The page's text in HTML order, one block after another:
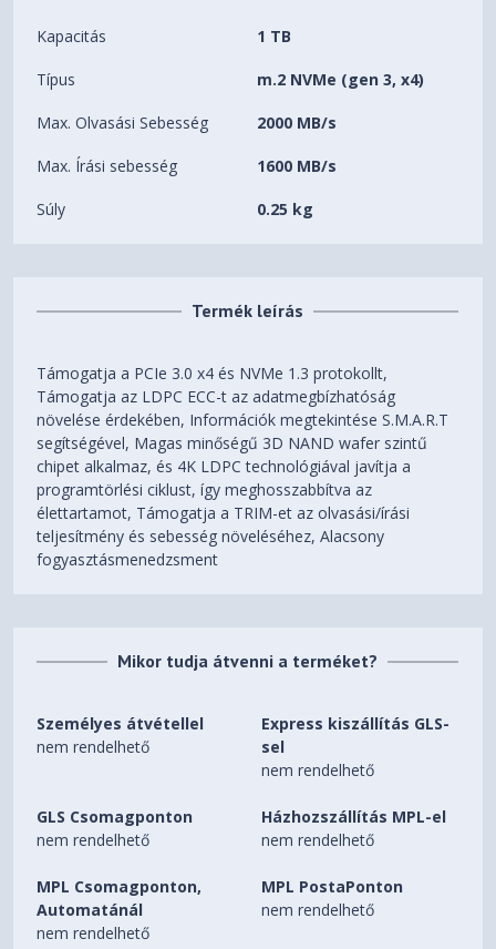
Kapacitás 1 TB
Típus m.2 NVMe (gen 3, x4)
Max. Olvasási Sebesség 2000 MB/s
Max. Írási sebesség 1600 MB/s
Súly 0.25 kg
Termék leírás
Támogatja a PCIe 3.0 x4 és NVMe 1.3 protokollt,
Támogatja az LDPC ECC-t az adatmegbízhatóság
növelése érdekében, Információk megtekintése S.M.A.R.T
segítségével, Magas minőségű 3D NAND wafer szintű
chipet alkalmaz, és 4K LDPC technológiával javítja a
programtörlési ciklust, így meghosszabbítva az
élettartamot, Támogatja a TRIM-et az olvasási/írási
teljesítmény és sebesség növeléséhez, Alacsony
fogyasztásmenedzsment
Mikor tudja átvenni a terméket?
Személyes átvétellel
nem rendelhető
Express kiszállítás GLS-
sel
nem rendelhető
GLS Csomagponton
nem rendelhető
Házhozszállítás MPL-el
nem rendelhető
MPL Csomagponton,
Automatánál
nem rendelhető
MPL PostaPonton
nem rendelhető